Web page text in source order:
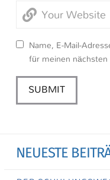
Name, E-Mail-
für meinen
NEUESTE